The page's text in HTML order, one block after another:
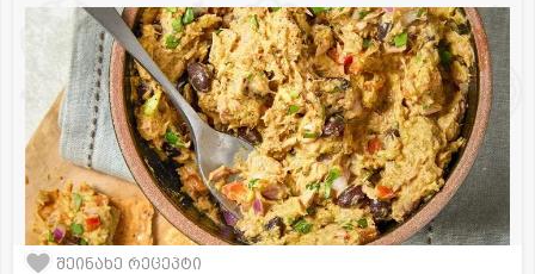
შეინახე რეცეპტი